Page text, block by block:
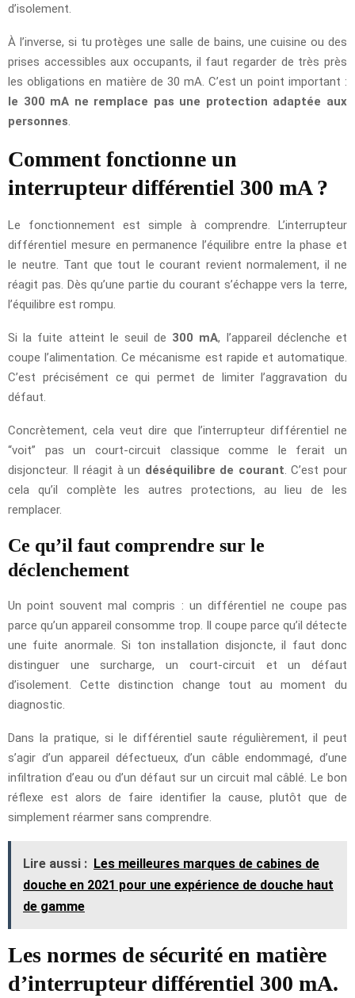
d’isolement.
À l’inverse, si tu protèges une salle de bains, une cuisine ou des
prises accessibles aux occupants, il faut regarder de très près
les obligations en matière de 30 mA. C’est un point important :
le 300 mA ne remplace pas une protection adaptée aux
personnes
Comment fonctionne un
interrupteur différentiel 300 mA ?
Le fonctionnement est simple à comprendre. L’interrupteur
différentiel mesure en permanence l’équilibre entre la phase et
le neutre. Tant que tout le courant revient normalement, il ne
réagit pas. Dès qu’une partie du courant s’échappe vers la terre,
l’équilibre est rompu.
Si la fuite atteint le seuil de 300 mA, l’appareil déclenche et
coupe l’alimentation. Ce mécanisme est rapide et automatique.
C’est précisément ce qui permet de limiter l’aggravation du
défaut.
Concrètement, cela veut dire que l’interrupteur différentiel ne
“voit” pas un court-circuit classique comme le ferait un
disjoncteur. Il réagit à un déséquilibre de courant . C’est pour
cela qu’il complète les autres protections, au lieu de les
remplacer.
Ce qu’il faut comprendre sur le
déclenchement
Un point souvent mal compris : un différentiel ne coupe pas
parce qu’un appareil consomme trop. Il coupe parce qu’il détecte
une fuite anormale. Si ton installation disjoncte, il faut donc
distinguer une surcharge, un court-circuit et un défaut
d’isolement. Cette distinction change tout au moment du
diagnostic.
Dans la pratique, si le différentiel saute régulièrement, il peut
s’agir d’un appareil défectueux, d’un câble endommagé, d’une
infiltration d’eau ou d’un défaut sur un circuit mal câblé. Le bon
réflexe est alors de faire identifier la cause, plutôt que de
simplement réarmer sans comprendre.
Lire aussi : Les meilleures marques de cabines de
douche en 2021 pour une expérience de douche haut
de gamme
Les normes de sécurité en matière
d’interrupteur différentiel 300 mA.